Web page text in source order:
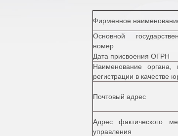
Фирменное
Основной
номер
Дата присвоения ОГРН
Наименование
регистрации в качестве
Почтовый адрес
Адрес фактического
управления